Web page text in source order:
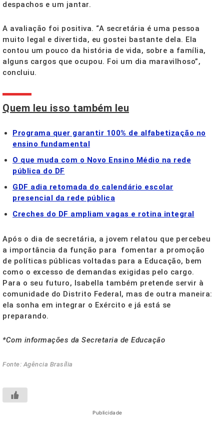
despachos e um jantar.
A avaliação foi positiva. “A secretária é uma pessoa
muito legal e divertida, eu gostei bastante dela. Ela
contou um pouco da história de vida, sobre a família,
alguns cargos que ocupou. Foi um dia maravilhoso”,
concluiu.
Quem leu isso também leu
Programa quer garantir 100% de alfabetização no
ensino fundamental
O que muda com o Novo Ensino Médio na rede
pública do DF
GDF adia retomada do calendário escolar
presencial da rede pública
Creches do DF ampliam vagas e rotina integral
Após o dia de secretária, a jovem relatou que percebeu
a importância da função para fomentar a promoção
de políticas públicas voltadas para a Educação, bem
como o excesso de demandas exigidas pelo cargo.
Para o seu futuro, Isabella também pretende servir à
comunidade do Distrito Federal, mas de outra maneira:
ela sonha em integrar o Exército e já está se
preparando.
*Com informações da Secretaria de Educação
Fonte: Agência Brasília
Publicidade